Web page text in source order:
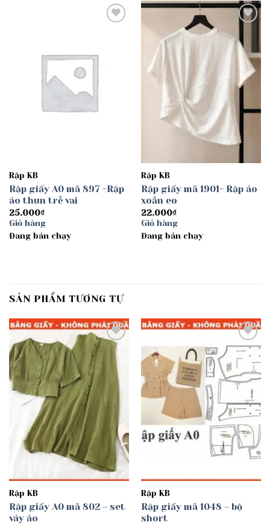
Rập KB
Rập giấy A0 mã 897 -Rập
áo thun trễ vai
25.000₫
Giỏ hàng
Đang bán chạy
wishlist
Rập KB
Rập giấy mã 1901- Rập áo
xoắn eo
22.000₫
Giỏ hàng
Đang bán chạy
SẢN PHẨM TƯƠNG TỰ
Add to
wishlist
Rập KB
Rập giấy A0 mã 802 – set
váy áo
Add to
wishlist
Rập KB
Rập giấy mã 1048 – bộ
short